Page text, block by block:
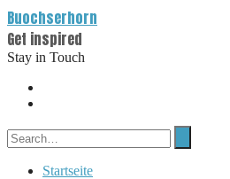
Buochserhorn
Get inspired
Stay in Touch
Startseite